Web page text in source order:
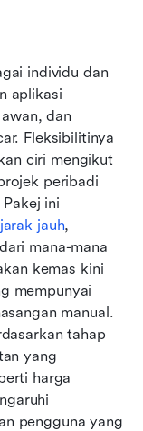
individu dan
aplikasi
dan
Fleksibilitinya
ciri mengikut
peribadi
ini
jauh,
mana-mana
kemas kini
mempunyai
manual.
tahap
yang
harga
pengguna yang